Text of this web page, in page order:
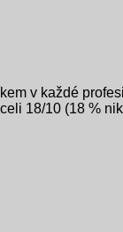
v každé
18/10 (18 %